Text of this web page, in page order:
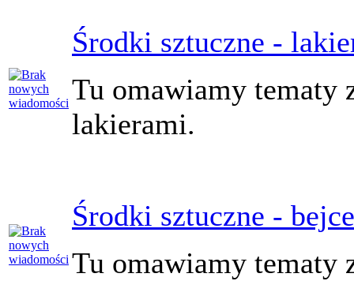
Środki sztuczne -
Tu omawiamy tematy
lakierami.
Środki sztuczne - bejce
Tu omawiamy tematy